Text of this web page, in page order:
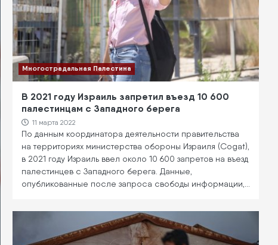
Многострадальная Палестина
В 2021 году Израиль запретил въезд 10 600
палестинцам с Западного берега
11 марта 2022
По данным координатора деятельности правительства
на территориях министерства обороны Израиля (Cogat),
в 2021 году Израиль ввел около 10 600 запретов на въезд
палестинцев с Западного берега. Данные,
опубликованные после запроса свободы информации,…